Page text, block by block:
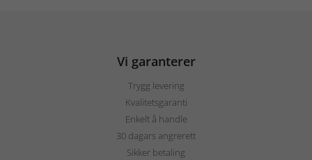
Vi garanterer
Trygg levering
Kvalitetsgaranti
Enkelt å handle
30 dagars angrerett
Sikker betaling